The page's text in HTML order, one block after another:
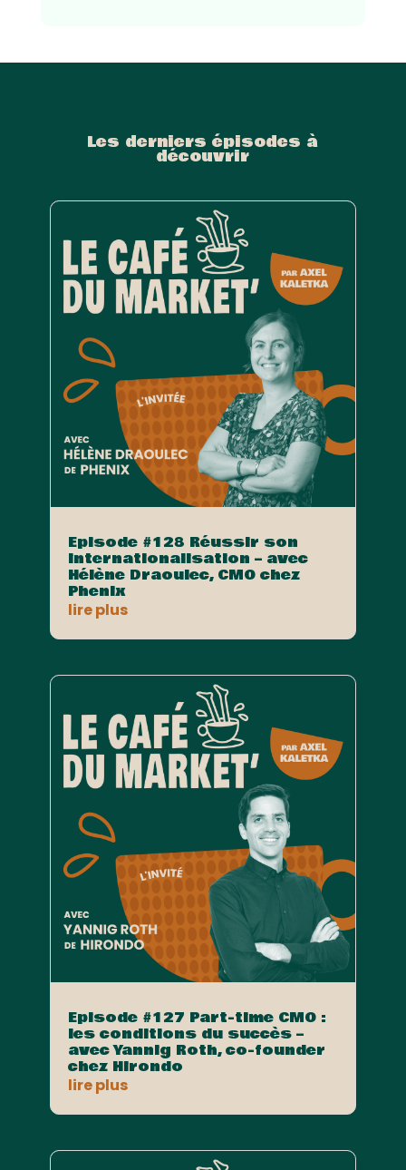
Les derniers épisodes à
découvrir
Episode #128 Réussir son
internationalisation – avec
Hélène Draoulec, CMO chez
Phenix
lire plus
Episode #127 Part-time CMO :
les conditions du succès –
avec Yannig Roth, co-founder
chez Hirondo
lire plus